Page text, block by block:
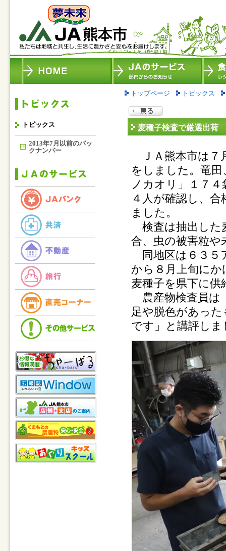
トピックス
2013年7月以前のバッ
クナンバー
トップページ トピックス
麦種子検査で厳選出荷
ＪＡ熊本市は７
をしました。竜
ノカオリ」１７
４人が確認し、
ました。
検査は抽出した
合、虫の被害粒や
同地区は６３５
から８月上旬に
麦種子を県下に供
農産物検査員は
足や脱色があっ
です」と講評しま